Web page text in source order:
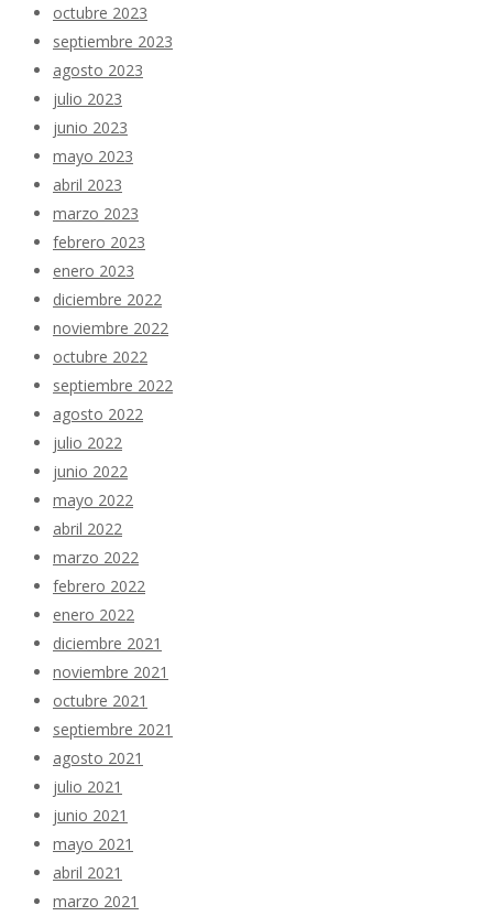
octubre 2023
septiembre 2023
agosto 2023
julio 2023
junio 2023
mayo 2023
abril 2023
marzo 2023
febrero 2023
enero 2023
diciembre 2022
noviembre 2022
octubre 2022
septiembre 2022
agosto 2022
julio 2022
junio 2022
mayo 2022
abril 2022
marzo 2022
febrero 2022
enero 2022
diciembre 2021
noviembre 2021
octubre 2021
septiembre 2021
agosto 2021
julio 2021
junio 2021
mayo 2021
abril 2021
marzo 2021